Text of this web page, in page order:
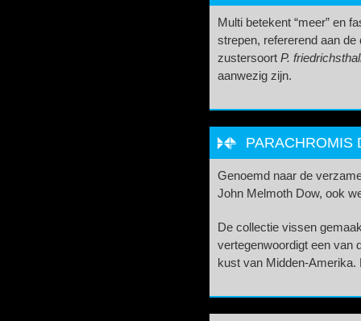
Multi betekent “meer” en
strepen, refererend aan de
zustersoort P.
aanwezig zijn.
PARACHROMIS
Genoemd naar de
John Melmoth Dow, ook
De collectie vissen
vertegenwoordigt een van
kust van Midden-